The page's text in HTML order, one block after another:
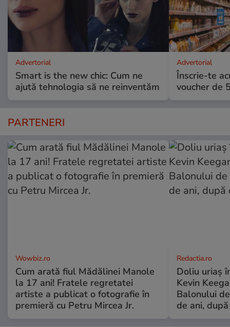
Advertorial
Smart is the new chic: Cum ne
ajută tehnologia să ne reinventăm
Advertorial
Înscrie-te
voucher de
PARTENERI
Wowbiz.ro
Cum arată fiul Mădălinei Manole
la 17 ani! Fratele regretatei
artiste a publicat o fotografie în
premieră cu Petru Mircea Jr.
Redactia.ro
Doliu uriaș
Kevin
Balonului
de ani,